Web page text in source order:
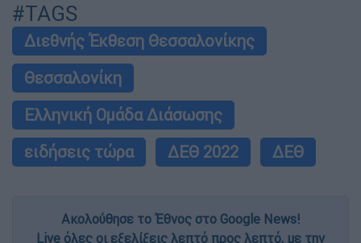
#TAGS
Διεθνής Έκθεση Θεσσαλονίκης
Θεσσαλονίκη
Ελληνική Ομάδα Διάσωσης
ειδήσεις τώρα
ΔΕΘ 2022 ΔΕΘ
Ακολούθησε το Έθνος στο Google News!
Live όλες οι εξελίξεις λεπτό προς λεπτό, με την